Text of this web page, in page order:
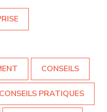
CONSEILS
CONSEILS PRATIQUES